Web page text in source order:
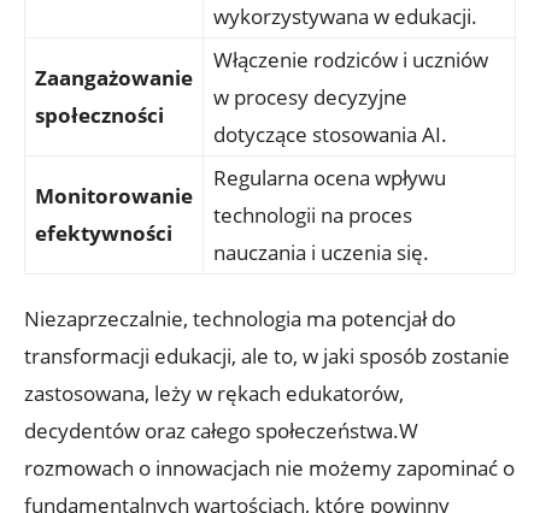
wykorzystywana w edukacji.
Zaangażowanie
społeczności
Włączenie rodziców i uczniów
w procesy decyzyjne
dotyczące stosowania AI.
Monitorowanie
efektywności
Regularna ocena wpływu
technologii na proces
nauczania i uczenia się.
Niezaprzeczalnie, technologia ma potencjał do
transformacji edukacji, ale to, w jaki sposób zostanie
zastosowana, leży w rękach edukatorów,
decydentów oraz całego społeczeństwa.W
rozmowach o innowacjach nie możemy zapominać o
fundamentalnych wartościach, które powinny